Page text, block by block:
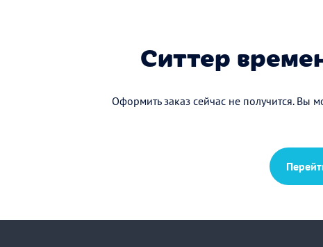
Ситтер
Оформить заказ сейчас не получится. Вы